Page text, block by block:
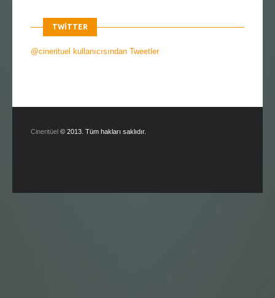
TWITTER
@cinerituel kullanıcısından Tweetler
Cineritüel © 2013. Tüm hakları saklıdır.